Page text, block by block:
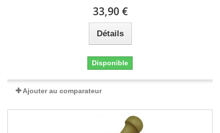
33,90 €
Détails
Disponible
Ajouter au comparateur